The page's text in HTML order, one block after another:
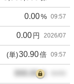
0.00% 09:57
0.00円 2026/07
(単)30.90倍 09:57
000.00倍